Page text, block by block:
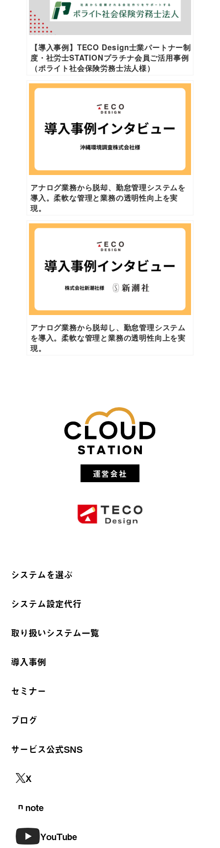
【導入事例】TECO Design士業パートナー制
度・社労士STATIONプラチナ会員ご活用事例
（ポライト社会保険労務士法人様）
アナログ業務から脱却、勤怠管理システムを
導入。柔軟な管理と業務の透明性向上を実
現。
アナログ業務から脱却し、勤怠管理システム
を導入。柔軟な管理と業務の透明性向上を実
現。
運営会社
システムを選ぶ
システム設定代行
取り扱いシステム一覧
導入事例
セミナー
ブログ
サービス公式SNS
X
note
YouTube